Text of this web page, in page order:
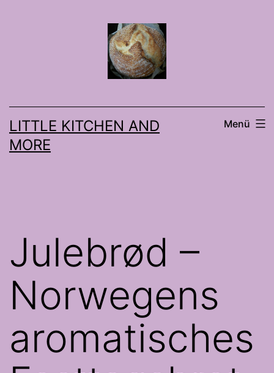
LITTLE KITCHEN AND
MORE
Menü
Julebrød –
Norwegens
aromatisches